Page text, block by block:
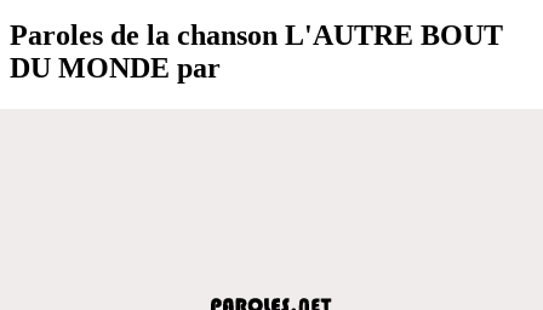
Paroles de la chanson L'AUTRE BOUT
DU MONDE par